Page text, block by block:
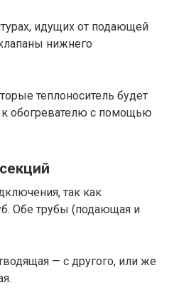
идущих от подающей
нижнего
теплоноситель будет
к обогревателю с помощью
так как
Обе трубы (подающая и
— с другого, или же